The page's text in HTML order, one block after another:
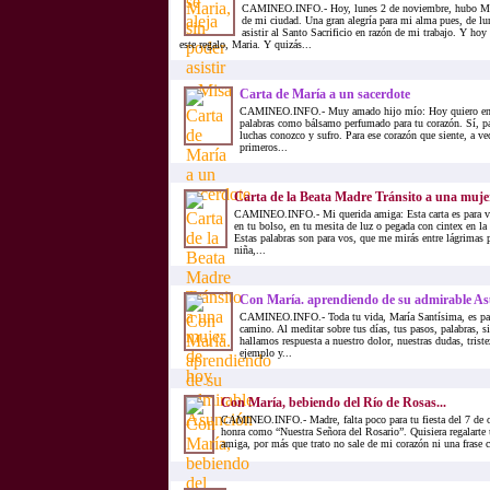
CAMINEO.INFO.- Hoy, lunes 2 de noviembre, hubo
de mi ciudad. Una gran alegría para mi alma pues, de
asistir al Santo Sacrificio en razón de mi trabajo. Y hoy
este regalo, Maria. Y quizás...
Carta de María a un sacerdote
CAMINEO.INFO.- Muy amado hijo mío: Hoy quiero
palabras como bálsamo perfumado para tu corazón. Sí,
luchas conozco y sufro. Para ese corazón que siente, a
primeros...
Carta de la Beata Madre Tránsito a una
CAMINEO.INFO.- Mi querida amiga: Esta carta es para
en tu bolso, en tu mesita de luz o pegada con cintex en
Estas palabras son para vos, que me mirás entre lágrimas
niña,...
Con María. aprendiendo de su admirable
CAMINEO.INFO.- Toda tu vida, María Santísima, es
camino. Al meditar sobre tus días, tus pasos, palabras,
hallamos respuesta a nuestro dolor, nuestras dudas,
ejemplo y...
Con María, bebiendo del Río de Rosas...
CAMINEO.INFO.- Madre, falta poco para tu fiesta del 7 de
honra como “Nuestra Señora del Rosario”. Quisiera regalarte
amiga, por más que trato no sale de mi corazón ni una frase